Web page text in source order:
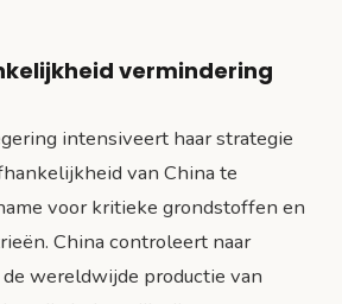
vermindering
intensiveert haar strategie
van China te
voor kritieke grondstoffen en
China controleert naar
wereldwijde productie van